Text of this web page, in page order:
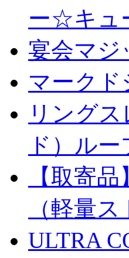
ー☆キュ
宴会マ
マーク
リング
ド）ル
【取寄
（軽量
ULTRA